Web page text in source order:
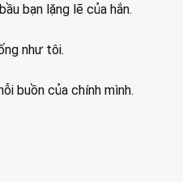
bạn lặng lẽ của hắn.
như tôi.
buồn của chính mình.